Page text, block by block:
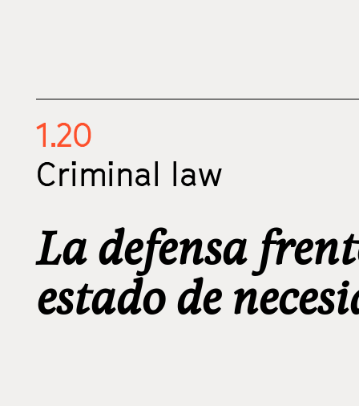
1.20
Criminal law
La defensa
estado de